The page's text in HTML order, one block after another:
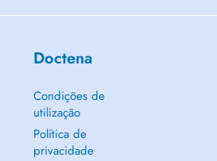
Doctena
Condições de
utilização
Política de
privacidade